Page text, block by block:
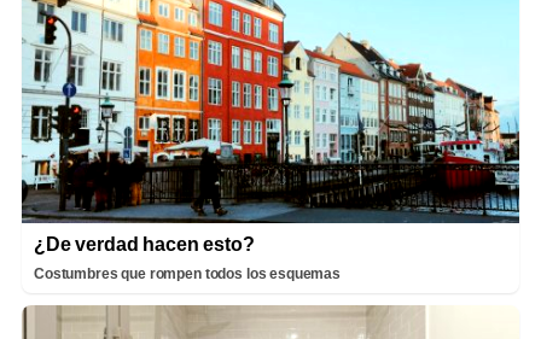
¿De verdad hacen esto?
Costumbres que rompen todos los esquemas